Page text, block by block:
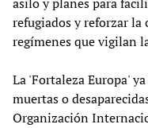
refugiados y reforzar
regímenes que vigilan
La 'Fortaleza Europa'
muertas o
Organización